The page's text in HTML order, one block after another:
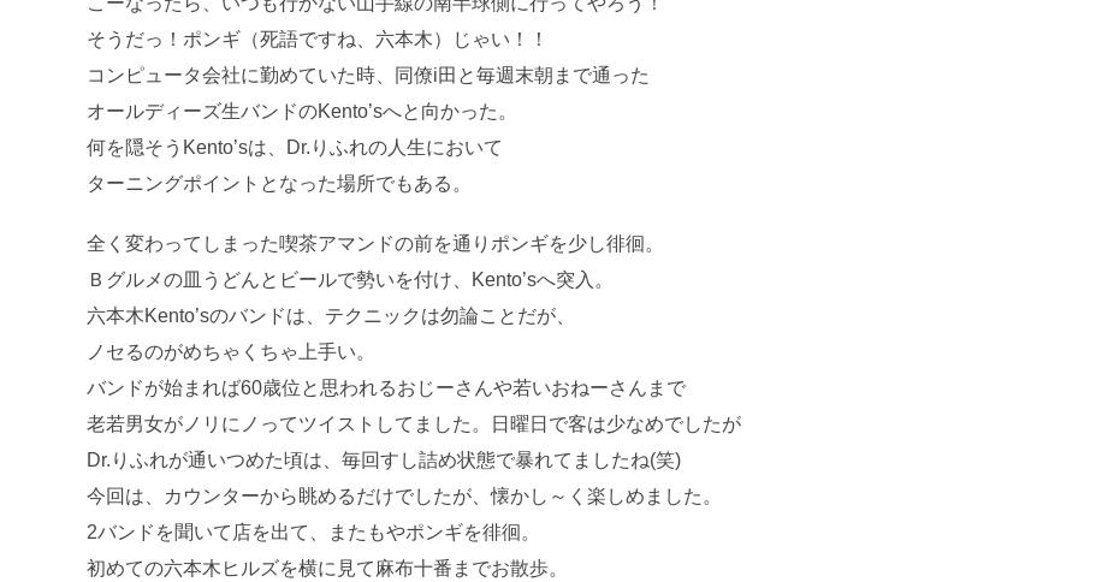
そうだっ！ポンギ（死語ですね、六本木）じゃい！！
コンピュータ会社に勤めていた時、同僚i田と毎週末朝まで通った
オールディーズ生バンドのKento’sへと向かった。
何を隠そうKento’sは、Dr.りふれの人生において
ターニングポイントとなった場所でもある。
全く変わってしまった喫茶アマンドの前を通りポンギを少し徘徊。
Ｂグルメの皿うどんとビールで勢いを付け、Kento’sへ突入。
六本木Kento’sのバンドは、テクニックは勿論ことだが、
ノセるのがめちゃくちゃ上手い。
バンドが始まれば60歳位と思われるおじーさんや若いおねーさんまで
老若男女がノリにノってツイストしてました。日曜日で客は少なめでしたが
Dr.りふれが通いつめた頃は、毎回すし詰め状態で暴れてましたね(笑)
今回は、カウンターから眺めるだけでしたが、懐かし～く楽しめました。
2バンドを聞いて店を出て、またもやポンギを徘徊。
初めての六本木ヒルズを横に見て麻布十番までお散歩。